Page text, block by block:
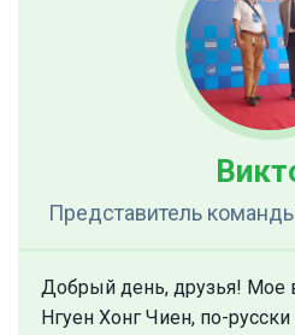
Представитель
Добрый день, друзья! Мое
Нгуен Хонг Чиен, по-